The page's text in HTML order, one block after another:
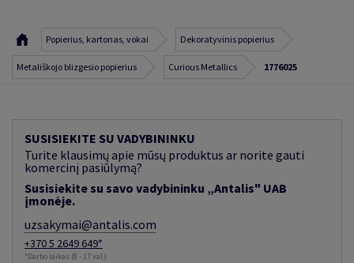
Popierius, kartonas, vokai Dekoratyvinis popierius
Metališkojo blizgesio popierius Curious Metallics 1776025
SUSISIEKITE SU VADYBININKU
Turite klausimų apie mūsų produktus ar norite gauti
komercinį pasiūlymą?
Susisiekite su savo vadybininku „Antalis" UAB
įmonėje.
uzsakymai@antalis.com
+370 5 2649 649*
*Darbo laikas (8 - 17 val.)